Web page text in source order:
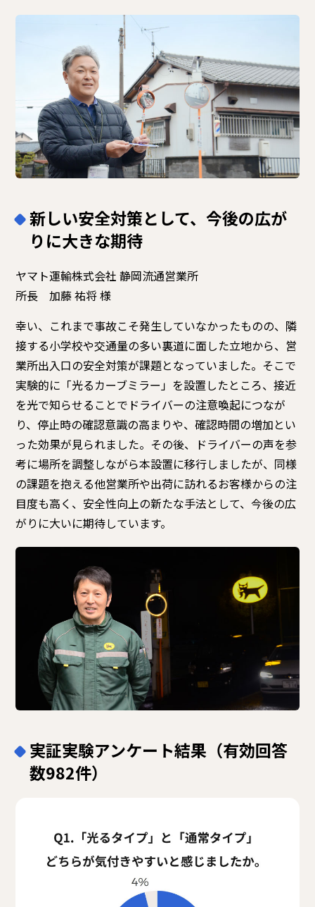
新しい安全対策として、今後の広が
りに大きな期待
ヤマト運輸株式会社 静岡流通営業所
所長 加藤 祐将 様
幸い、これまで事故こそ発生していなかったものの、隣
接する小学校や交通量の多い裏道に面した立地から、営
業所出入口の安全対策が課題となっていました。そこで
実験的に「光るカーブミラー」を設置したところ、接近
を光で知らせることでドライバーの注意喚起につなが
り、停止時の確認意識の高まりや、確認時間の増加とい
った効果が見られました。その後、ドライバーの声を参
考に場所を調整しながら本設置に移行しましたが、同様
の課題を抱える他営業所や出荷に訪れるお客様からの注
目度も高く、安全性向上の新たな手法として、今後の広
がりに大いに期待しています。
実証実験アンケート結果 （有効回答
数982件）